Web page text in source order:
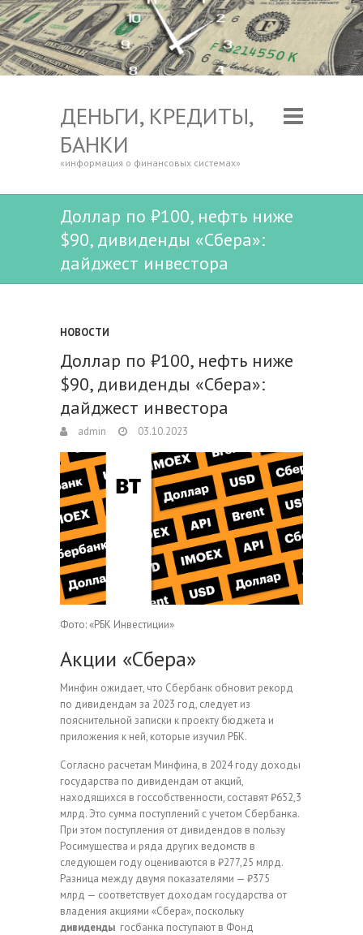
ДЕНЬГИ, КРЕДИТЫ,
БАНКИ
«информация о финансовых системах»
Доллар по ₽100, нефть ниже
$90, дивиденды «Сбера»:
дайджест инвестора
НОВОСТИ
Доллар по ₽100, нефть ниже
$90, дивиденды «Сбера»:
дайджест инвестора
admin 03.10.2023
Фото: «РБК Инвестиции»
Акции «Сбера»
Минфин ожидает, что Сбербанк обновит рекорд
по дивидендам за 2023 год, следует из
пояснительной записки к проекту бюджета и
приложения к ней, которые изучил РБК.
Согласно расчетам Минфина, в 2024 году доходы
государства по дивидендам от акций,
находящихся в госсобственности, составят ₽652,3
млрд. Это сумма поступлений с учетом Сбербанка.
При этом поступления от дивидендов в пользу
Росимущества и ряда других ведомств в
следующем году оцениваются в ₽277,25 млрд.
Разница между двумя показателями — ₽375
млрд — соответствует доходам государства от
владения акциями «Сбера», поскольку
дивиденды госбанка поступают в Фонд